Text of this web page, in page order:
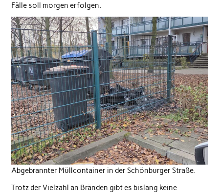
Fälle soll morgen erfolgen.
Abgebrannter Müllcontainer in der Schönburger Straße.
Trotz der Vielzahl an Bränden gibt es bislang keine